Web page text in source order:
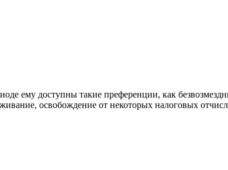
ему доступны такие преференции, как
освобождение от некоторых налоговых